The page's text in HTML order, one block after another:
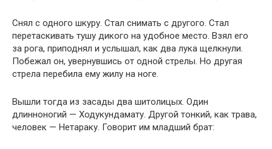
Снял с одного шкуру. Стал снимать с другого. Стал
перетаскивать тушу дикого на удобное место. Взял его
за рога, приподнял и услышал, как два лука щелкнули.
Побежал он, увернувшись от одной стрелы. Но другая
стрела перебила ему жилу на ноге.
Вышли тогда из засады два шитолицых. Один
длинноногий — Ходукундамату. Другой тонкий, как трава,
человек — Нетараку. Говорит им младший брат: